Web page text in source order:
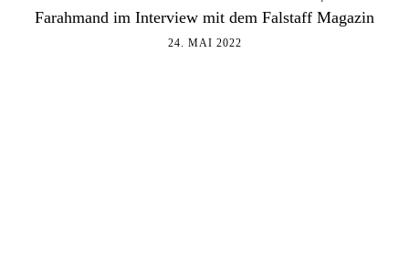
Farahmand im Interview mit dem Falstaff Magazin
24. MAI 2022